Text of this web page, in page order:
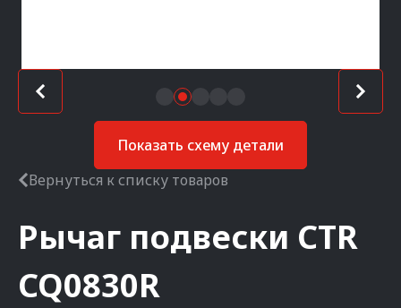
Показать схему детали
Вернуться к списку товаров
Рычаг подвески CTR
CQ0830R